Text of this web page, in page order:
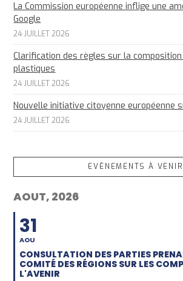
La Commission européenne inflige une
Google
24 JUILLET 2026
Clarification des règles sur la
plastiques
24 JUILLET 2026
Nouvelle initiative citoyenne européenne
24 JUILLET 2026
EVÈNEMENTS À VENIR
AOUT, 2026
31
AOU
CONSULTATION DES PARTIES
COMITÉ DES RÉGIONS SUR LES
L'AVENIR